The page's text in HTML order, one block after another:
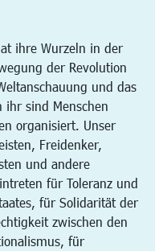
ihre Wurzeln in der
der Revolution
und das
sind Menschen
organisiert. Unser
Freidenker,
und andere
für Toleranz und
für Solidarität der
zwischen den
für